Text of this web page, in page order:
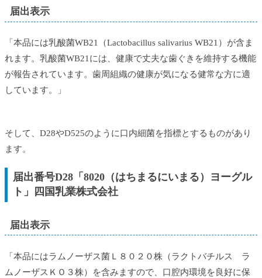
届出表示
「本品には乳酸菌WB21（Lactobacillus salivarius WB21）が含ま
れます。乳酸菌WB21には、健康で丈夫な歯ぐきを維持する機能
が報告されています。歯周組織の健康が気になる健常な方に適
しています。」
そして、D28やD525のように口内細菌を指標とするものがあり
ます。
届出番号D28「8020（はちまるにいまる）ヨーグル
ト」四国乳業株式会社
届出表示
「本品にはラムノーザス菌Ｌ８０２０株（ラクトバチルス ラ
ムノーザスＫＯ３株）を含みますので、口腔内環境を良好に保